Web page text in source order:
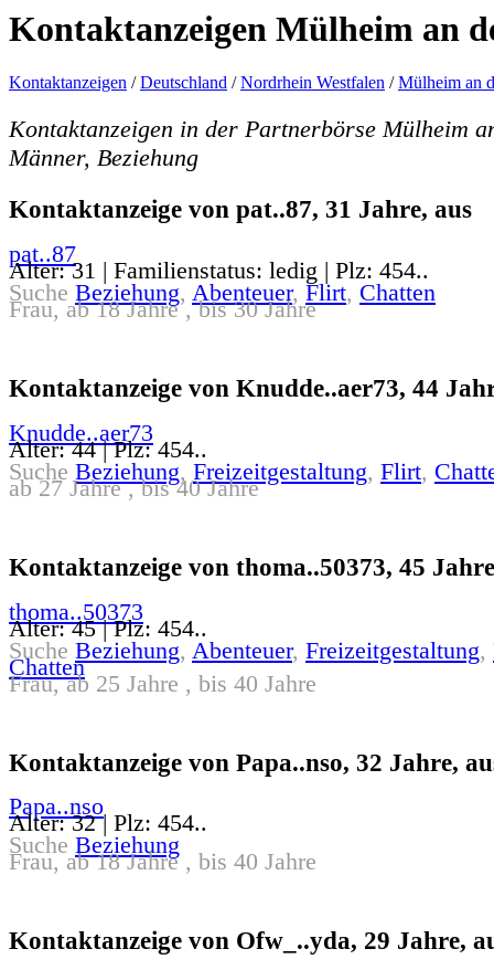
Kontaktanzeigen Mülheim an
Kontaktanzeigen /Deutschland /Nordrhein Westfalen /Mülheim an
Kontaktanzeigen in der Partnerbörse Mülheim
Männer, Beziehung
Kontaktanzeige von pat..87, 31 Jahre, aus
pat..87
Alter: 31 | Familienstatus: ledig | Plz: 454..
Suche Beziehung, Abenteuer, Flirt, Chatten
Frau, ab 18 Jahre , bis 30 Jahre
Kontaktanzeige von Knudde..aer73, 44
Knudde..aer73
Alter: 44 | Plz: 454..
Suche Beziehung, Freizeitgestaltung, Flirt,
ab 27 Jahre , bis 40 Jahre
Kontaktanzeige von thoma..50373, 45
thoma..50373
Alter: 45 | Plz: 454..
Suche Beziehung, Abenteuer, Freizeitgestaltung,
Chatten
Frau, ab 25 Jahre , bis 40 Jahre
Kontaktanzeige von Papa..nso, 32 Jahre,
Papa..nso
Alter: 32 | Plz: 454..
Suche Beziehung
Frau, ab 18 Jahre , bis 40 Jahre
Kontaktanzeige von Ofw_..yda, 29 Jahre,